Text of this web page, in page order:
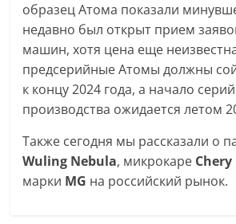
образец Атома показали
недавно был открыт прием
машин, хотя цена еще
предсерийные Атомы должны
к концу 2024 года, а начало
производства ожидается летом
Также сегодня мы рассказали о
Wuling Nebula, микрокаре Chery
марки MG на российский рынок.